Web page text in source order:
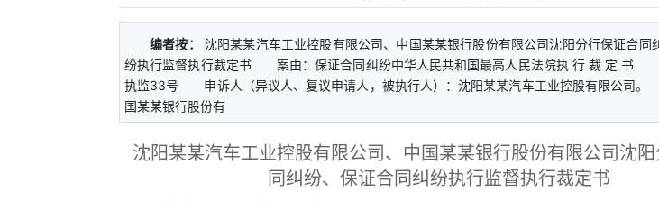
编者按：
沈阳某某汽车工业控股有限公司、中国某某银行股份有限公司沈阳分行保证合同
纷执行监督执行裁定书 案由：保证合同纠纷中华人民共和国最高人民法院执 行 裁 定 书
执监33号 申诉人（异议人、复议申请人，被执行人）：沈阳某某汽车工业控股有限公司
国某某银行股份有
沈阳某某汽车工业控股有限公司、中国某某银行股份有限公司沈
同纠纷、保证合同纠纷执行监督执行裁定书